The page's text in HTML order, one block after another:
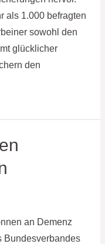
als 1.000 befragten
sowohl den
glücklicher
den
an Demenz
Bundesverbandes